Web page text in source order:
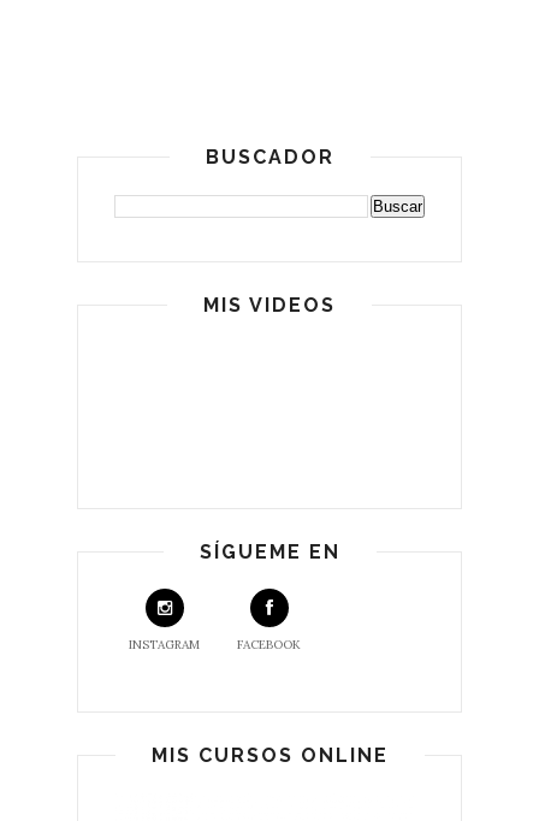
BUSCADOR
MIS VIDEOS
SÍGUEME EN
INSTAGRAM FACEBOOK
MIS CURSOS ONLINE